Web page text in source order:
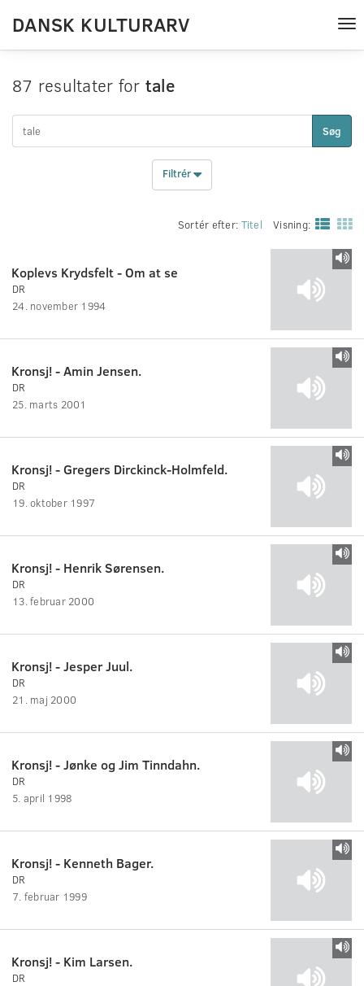
DANSK KULTURARV
87 resultater for tale
Søg
Filtrér
Sortér efter: Titel Visning:
Koplevs Krydsfelt - Om at se
DR
24. november 1994
Kronsj! - Amin Jensen.
DR
25. marts 2001
Kronsj! - Gregers Dirckinck-Holmfeld.
DR
19. oktober 1997
Kronsj! - Henrik Sørensen.
DR
13. februar 2000
Kronsj! - Jesper Juul.
DR
21. maj 2000
Kronsj! - Jønke og Jim Tinndahn.
DR
5. april 1998
Kronsj! - Kenneth Bager.
DR
7. februar 1999
Kronsj! - Kim Larsen.
DR